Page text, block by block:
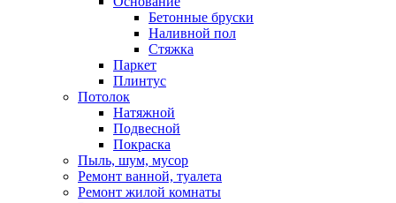
Бетонные бруски
Наливной пол
Стяжка
Паркет
Плинтус
Потолок
Натяжной
Подвесной
Покраска
Пыль, шум, мусор
Ремонт ванной, туалета
Ремонт жилой комнаты